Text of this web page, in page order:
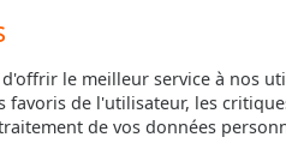
le meilleur service à nos
favoris de l'utilisateur, les
de vos données